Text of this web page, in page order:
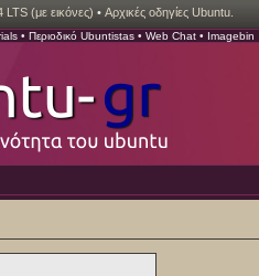
(με εικόνες) • Αρχικές οδηγίες Ubuntu.
• Περιοδικό Ubuntistas • Web Chat • Imagebin